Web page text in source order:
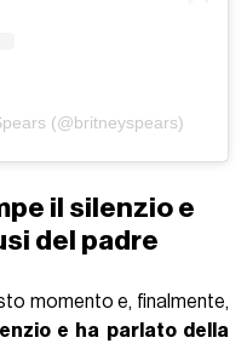
(@britneyspears)
il silenzio e
del padre
momento e, finalmente,
e ha parlato della